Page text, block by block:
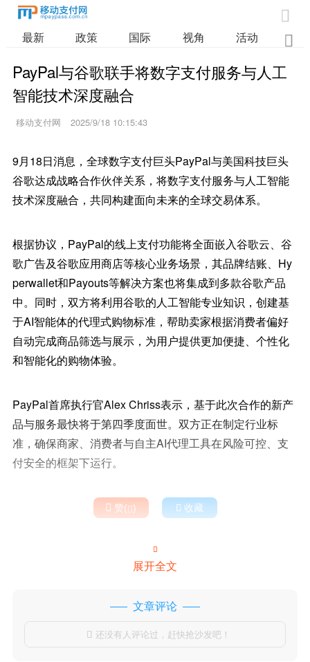

最新 政策 国际 视角 活动 业

PayPal与谷歌联手将数字支付服务与人工
智能技术深度融合
移动支付网 2025/9/18 10:15:43
9月18日消息，全球数字支付巨头PayPal与美国科技巨头
谷歌达成战略合作伙伴关系，将数字支付服务与人工智能
技术深度融合，共同构建面向未来的全球交易体系。
根据协议，PayPal的线上支付功能将全面嵌入谷歌云、谷
歌广告及谷歌应用商店等核心业务场景，其品牌结账、Hy
perwallet和Payouts等解决方案也将集成到多款谷歌产品
中。同时，双方将利用谷歌的人工智能专业知识，创建基
于AI智能体的代理式购物标准，帮助卖家根据消费者偏好
自动完成商品筛选与展示，为用户提供更加便捷、个性化
和智能化的购物体验。
PayPal首席执行官Alex Chriss表示，基于此次合作的新产
品与服务最快将于第四季度面世。双方正在制定行业标
准，确保商家、消费者与自主AI代理工具在风险可控、支
付安全的框架下运行。
 赞()  收藏

展开全文
文章评论
 还没有人评论过，赶快抢沙发吧！